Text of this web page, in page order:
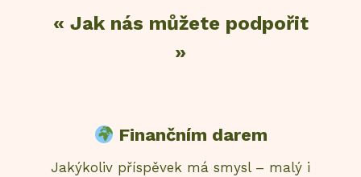
« Jak nás můžete podpořit
»
Finančním darem
Jakýkoliv příspěvek má smysl – malý i